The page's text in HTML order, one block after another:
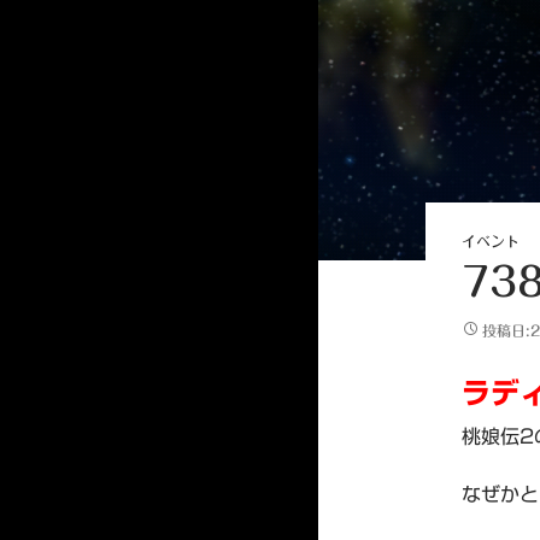
イベント
投稿日
ラデ
桃娘伝2
なぜか